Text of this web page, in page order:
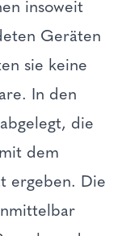
insoweit
Geräten
sie keine
In den
die
dem
ergeben. Die